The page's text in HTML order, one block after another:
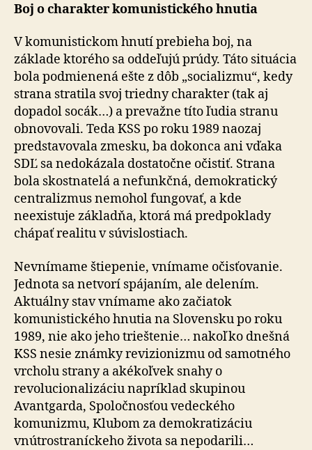
Boj o charakter komunistického hnutia
V komunistickom hnutí prebieha boj, na
základe ktorého sa oddeľujú prúdy. Táto situácia
bola podmienená ešte z dôb „socializmu“, kedy
strana stratila svoj triedny charakter (tak aj
dopadol socák…) a prevažne títo ľudia stranu
obnovovali. Teda KSS po roku 1989 naozaj
predstavovala zmesku, ba dokonca ani vďaka
SDĽ sa nedokázala dostatočne očistiť. Strana
bola skostnatelá a nefunkčná, demokratický
centralizmus nemohol fungovať, a kde
neexistuje základňa, ktorá má predpoklady
chápať realitu v súvislostiach.
Nevnímame štiepenie, vnímame očisťovanie.
Jednota sa netvorí spájaním, ale delením.
Aktuálny stav vnímame ako začiatok
komunistického hnutia na Slovensku po roku
1989, nie ako jeho trieštenie… nakoľko dnešná
KSS nesie známky revizionizmu od samotného
vrcholu strany a akékoľvek snahy o
revolucionalizáciu napríklad skupinou
Avantgarda, Spoločnosťou vedeckého
komunizmu, Klubom za demokratizáciu
vnútrostraníckeho života sa nepodarili…